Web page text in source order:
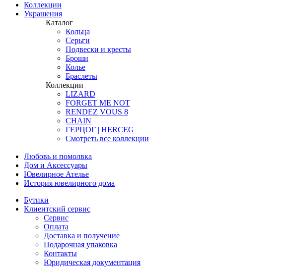
Коллекции
Украшения
Каталог
Кольца
Серьги
Подвески и кресты
Броши
Колье
Браслеты
Коллекции
LIZARD
FORGET ME NOT
RENDEZ VOUS 8
CHAIN
ГЕРЦОГ | HERCEG
Смотреть все коллекции
Любовь и помолвка
Дом и Аксессуары
Ювелирное Ателье
История ювелирного дома
Бутики
Клиентский сервис
Сервис
Оплата
Доставка и получение
Подарочная упаковка
Контакты
Юридическая документация